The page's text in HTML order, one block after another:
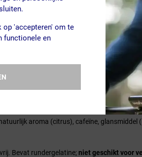
op 'accepteren' om te
functionele en
2,2 g
2,5).
aroma (citrus), cafeïne, glansmiddel
Bevat rundergelatine; niet geschikt voor